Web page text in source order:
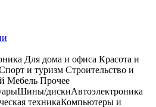
Для дома и офиса Красота и
и туризм Строительство и
Мебель Прочее
Шины/дискиАвтоэлектроника
техникаКомпьютеры и